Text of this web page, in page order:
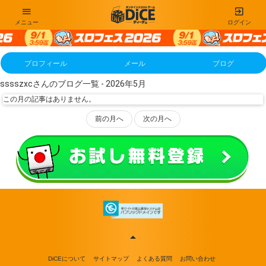
ログイン
メニュー
プロフィール メール ブログ
sssszxcさんのブログ一覧 - 2026年5月
この月の記事はありません。
前の月へ 次の月へ
DiCEについて サイトマップ よくある質問 お問い合わせ